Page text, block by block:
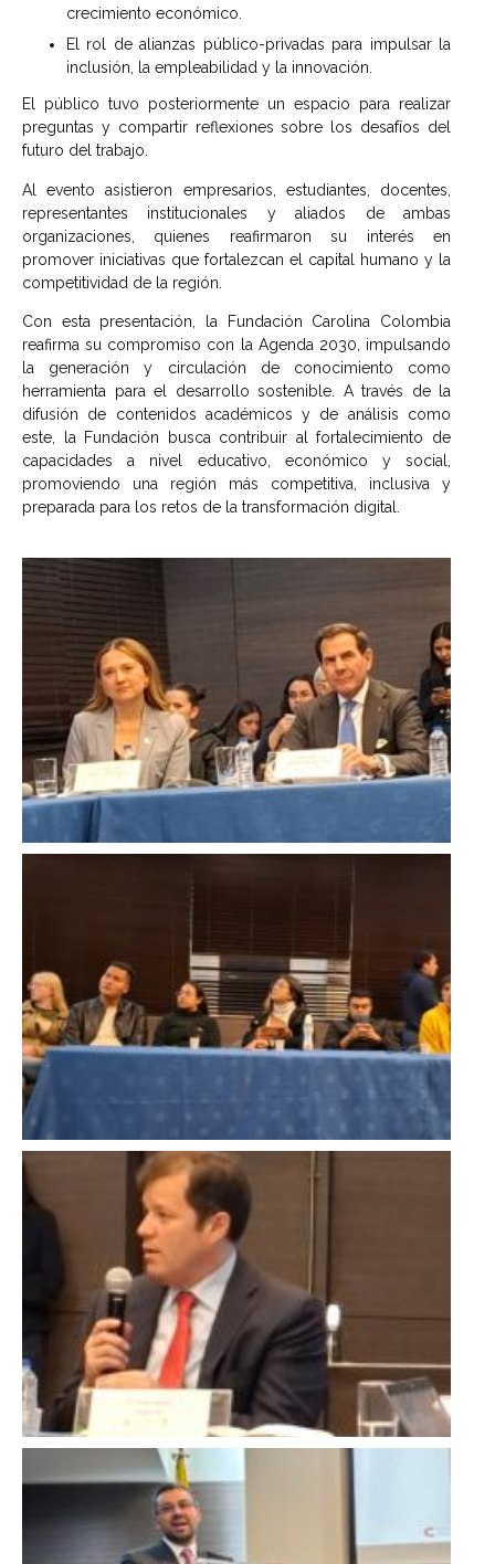
crecimiento económico.
El rol de alianzas público-privadas para impulsar la
inclusión, la empleabilidad y la innovación.
El público tuvo posteriormente un espacio para realizar
preguntas y compartir reflexiones sobre los desafíos del
futuro del trabajo.
Al evento asistieron empresarios, estudiantes, docentes,
representantes institucionales y aliados de ambas
organizaciones, quienes reafirmaron su interés en
promover iniciativas que fortalezcan el capital humano y la
competitividad de la región.
Con esta presentación, la Fundación Carolina Colombia
reafirma su compromiso con la Agenda 2030, impulsando
la generación y circulación de conocimiento como
herramienta para el desarrollo sostenible. A través de la
difusión de contenidos académicos y de análisis como
este, la Fundación busca contribuir al fortalecimiento de
capacidades a nivel educativo, económico y social,
promoviendo una región más competitiva, inclusiva y
preparada para los retos de la transformación digital.